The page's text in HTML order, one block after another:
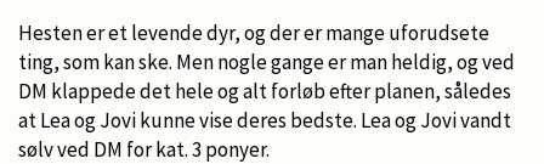
Hesten er et levende dyr, og der er mange uforudsete
ting, som kan ske. Men nogle gange er man heldig, og ved
DM klappede det hele og alt forløb efter planen, således
at Lea og Jovi kunne vise deres bedste. Lea og Jovi vandt
sølv ved DM for kat. 3 ponyer.